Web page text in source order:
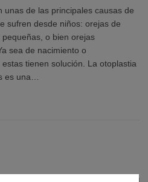
unas de las principales causas de
sufren desde niños: orejas de
o bien orejas
sea de nacimiento o
tienen solución. La otoplastia
es una…